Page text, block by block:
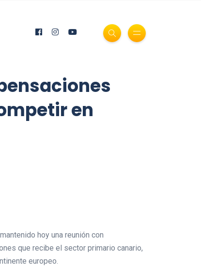
en
hoy una reunión con
que recibe el sector primario canario,
europeo.